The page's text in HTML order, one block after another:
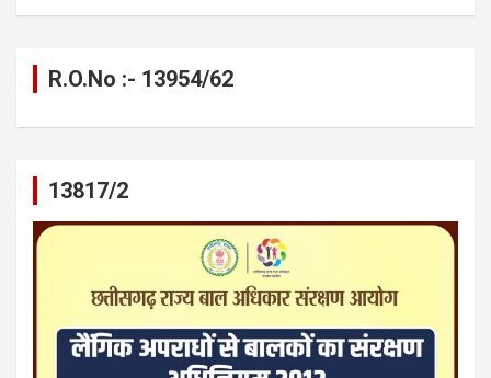
R.O.No :- 13954/62
13817/2